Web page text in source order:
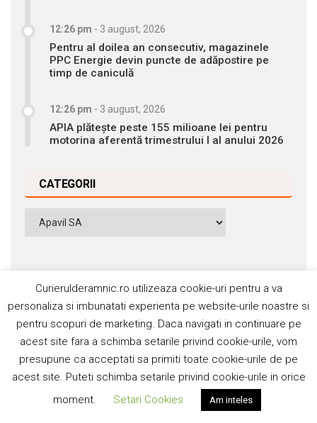
12:26 pm - 3 august, 2026
Pentru al doilea an consecutiv, magazinele
PPC Energie devin puncte de adăpostire pe
timp de caniculă
12:26 pm - 3 august, 2026
APIA plătește peste 155 milioane lei pentru
motorina aferentă trimestrului I al anului 2026
CATEGORII
Categorii
©2006-2020 Silviu Popescu. Toate drepturile rezervate. ISSN:
1842-4589
Curierulderamnic.ro utilizeaza cookie-uri pentru a va
personaliza si imbunatati experienta pe website-urile noastre si
pentru scopuri de marketing. Daca navigati in continuare pe
acest site fara a schimba setarile privind cookie-urile, vom
presupune ca acceptati sa primiti toate cookie-urile de pe
acest site. Puteti schimba setarile privind cookie-urile in orice
moment.
Setari Cookies Am inteles